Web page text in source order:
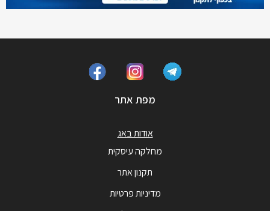
מפת אתר
אודות באג
מחלקה עיסקית
תקנון אתר
מדיניות פרטיות